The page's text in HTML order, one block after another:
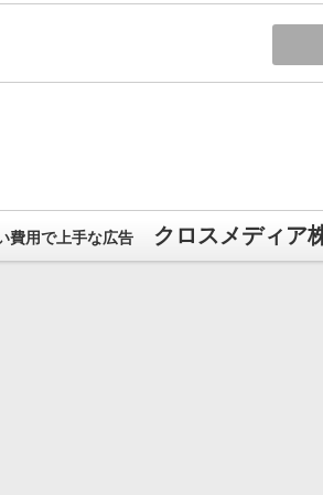
費用で上手な広告 クロスメディア